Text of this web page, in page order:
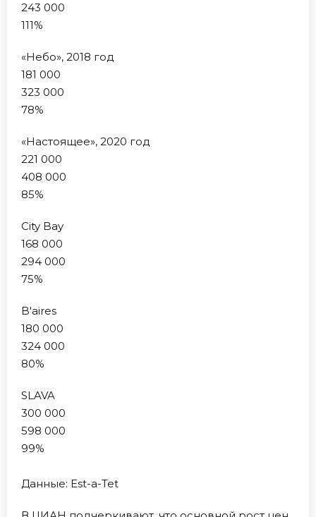
243 000
111%
«Небо», 2018 год
181 000
323 000
78%
«Настоящее», 2020 год
221 000
408 000
85%
City Bay
168 000
294 000
75%
B'aires
180 000
324 000
80%
SLAVA
300 000
598 000
99%
Данные: Est-a-Tet